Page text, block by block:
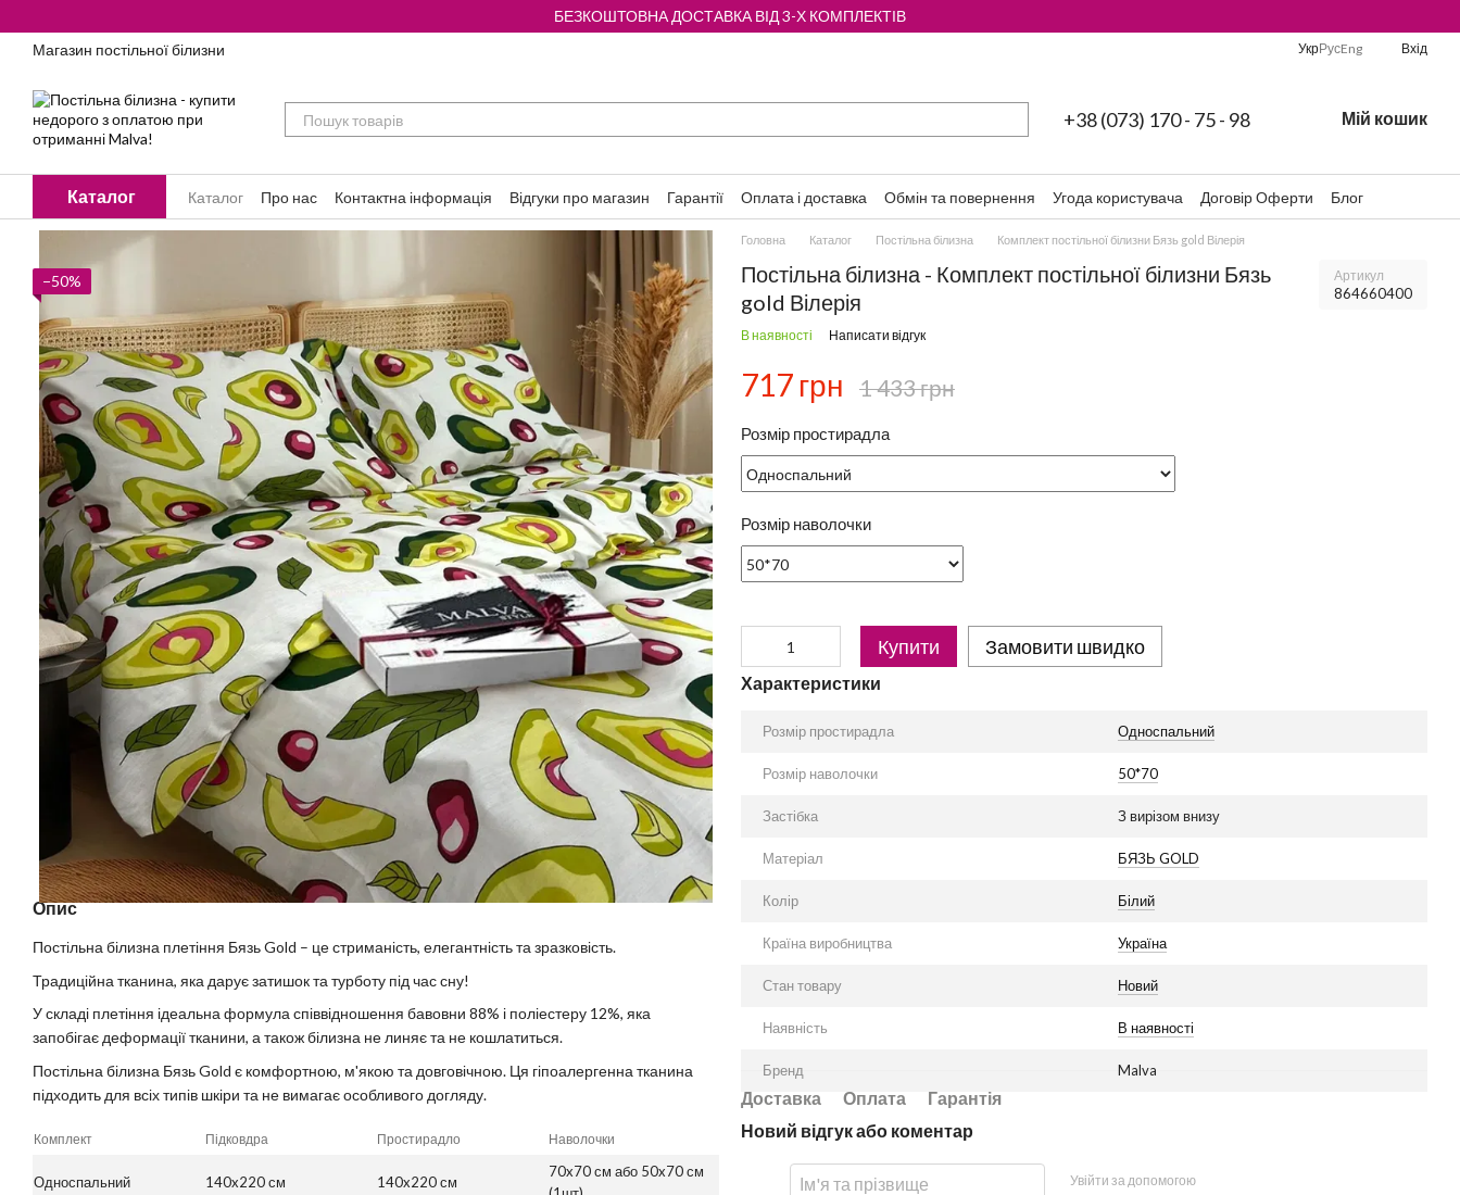
БЕЗКОШТОВНА ДОСТАВКА ВІД 3-Х КОМПЛЕКТІВ
Магазин постільної білизни
УкрРусEng Вхід
+38 (073) 170 - 75 - 98 Мій кошик
Каталог Каталог Про нас Контактна інформація Відгуки про магазин Гарантії Оплата і доставка Обмін та повернення Угода користувача Договір Оферти Блог
−50%
Опис
Постільна білизна плетіння Бязь Gold – це стриманість, елегантність та зразковість.
Традиційна тканина, яка дарує затишок та турботу під час сну!
У складі плетіння ідеальна формула співвідношення бавовни 88% і поліестеру 12%, яка
запобігає деформації тканини, а також білизна не линяє та не кошлатиться.
Постільна білизна Бязь Gold є комфортною, м'якою та довговічною. Ця гіпоалергенна тканина
підходить для всіх типів шкіри та не вимагає особливого догляду.
Комплект Підковдра Простирадло Наволочки
Односпальний 140x220 см 140x220 см
70x70 см або 50x70 см
Головна Каталог Постільна білизна Комплект постільної білизни Бязь gold Вілерія
Постільна білизна - Комплект постільної білизни Бязь
gold Вілерія
Артикул
864660400
В наявності Написати відгук
717 грн 1 433 грн
Розмір простирадла
Розмір наволочки
Купити Замовити швидко
Характеристики
Розмір простирадла Односпальний
Розмір наволочки 50*70
Застібка З вирізом внизу
Матеріал БЯЗЬ GOLD
Колір Білий
Країна виробництва Україна
Стан товару Новий
Наявність В наявності
Бренд Malva
Доставка Оплата
Гарантія
Новий відгук або коментар
Увійти за допомогою